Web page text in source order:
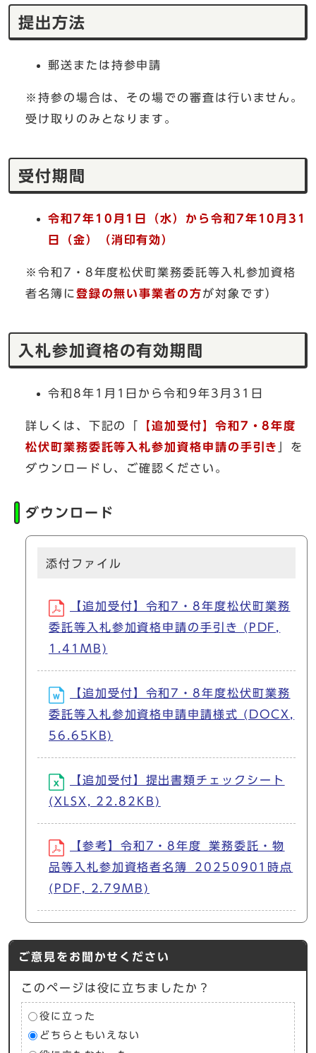
提出方法
郵送または持参申請
※持参の場合は、その場での審査は行いません。
受け取りのみとなります。
受付期間
令和7年10月1日（水）から令和7年10月31
日（金）（消印有効）
※令和7・8年度松伏町業務委託等入札参加資格
者名簿に登録の無い事業者の方が対象です）
入札参加資格の有効期間
令和8年1月1日から令和9年3月31日
詳しくは、下記の「
【追加受付】令和7・8年度
松伏町業務委託等入札参加資格申請の手引き
」を
ダウンロードし、ご確認ください。
ダウンロード
添付ファイル
【追加受付】令和7・8年度松伏町業務
委託等入札参加資格申請の手引き (PDF,
1.41MB)
【追加受付】令和7・8年度松伏町業務
委託等入札参加資格申請申請様式 (DOCX,
56.65KB)
【追加受付】提出書類チェックシート
(XLSX, 22.82KB)
【参考】令和7・8年度_業務委託・物
品等入札参加資格者名簿_20250901時点
(PDF, 2.79MB)
ご意見をお聞かせください
このページは役に立ちましたか？
役に立った
どちらともいえない